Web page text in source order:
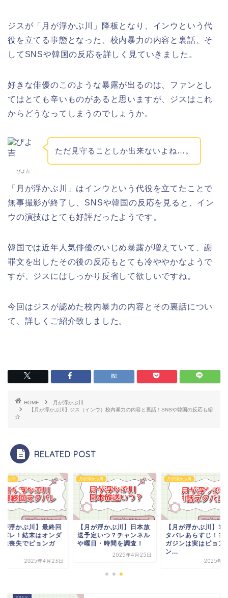
ジスが「月が浮かぶ川」降板となり、インウという代
役を立てる事態となった、校内暴力の内容と裏話、そ
してSNSや韓国の反応を詳しく見ていきました。
好きな俳優のこのような暴露が出るのは、ファンとし
てはとても辛いものがあると思いますが、ジスはこれ
からどうなってしまうのでしょうか。
ぴよ吉
ただ見守ることしか出来ないよね…。
「月が浮かぶ川」はインウという代役を立てたことで
無事撮影が終了し、SNSや韓国の反応を見ると、イン
ウの演技はとても好評だったようです。
韓国では近年人気俳優のいじめ暴露が増えていて、謝
罪文を出したその後の反応もとても冷ややかなようで
すが、ジスにはしっかり反省して欲しいですね。
今回はジスが認めた校内暴力の内容とその裏話につい
て、詳しくご紹介致しました。
HOME
月が浮かぶ川
【月が浮かぶ川】ジス（インウ）校内暴力の内容と裏話！SNSや韓国の反応も紹
介
RELATED POST
かぶ川
が浮かぶ川】最終回
バレ！結末はオンダ
憶喪失でピョンガ
2025年4月23日
月が浮かぶ川
【月が浮かぶ川】日本放
送予定いつ？チャンネル
や曜日・時間を調査！
2025年4月25日
月が浮かぶ川
【月が浮かぶ川】1
タバレあらすじ！ヨ
ガジンは実はピョン
ン...
2025年5